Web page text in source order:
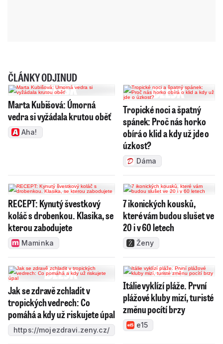
ČLÁNKY ODJINUD
Marta Kubišová: Úmorná
vedra si vyžádala krutou oběť
Aha!
Tropické noci a špatný
spánek: Proč nás horko
obírá o klid a kdy už jde o
úzkost?
Dáma
RECEPT: Kynutý švestkový
koláč s drobenkou. Klasika, se
kterou zabodujete
Maminka
7 ikonických kousků,
které vám budou slušet ve
20 i v 60 letech
Ženy
Jak se zdravě zchladit v
tropických vedrech: Co
pomáhá a kdy už riskujete úpal
https://mojezdravi.zeny.cz/
Itálie vyklízí pláže. První
plážové kluby mizí, turisté
změnu pocítí brzy
e15